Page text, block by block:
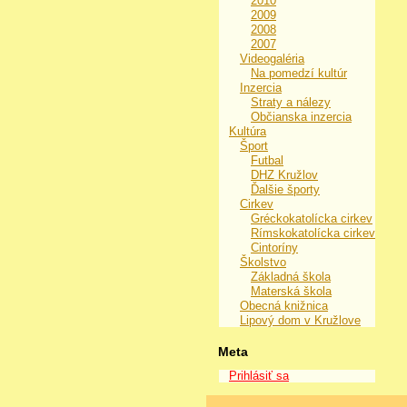
2009
2008
2007
Videogaléria
Na pomedzí kultúr
Inzercia
Straty a nálezy
Občianska inzercia
Kultúra
Šport
Futbal
DHZ Kružlov
Ďalšie športy
Cirkev
Gréckokatolícka cirkev
Rímskokatolícka cirkev
Cintoríny
Školstvo
Základná škola
Materská škola
Obecná knižnica
Lipový dom v Kružlove
Meta
Prihlásiť sa